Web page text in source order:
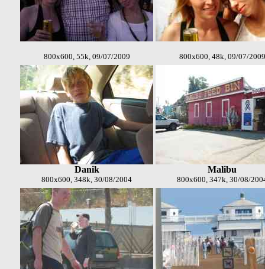
800x600, 55k, 09/07/2009 800x600, 48k, 09/07/2009
Danik
800x600, 348k, 30/08/2004
Malibu
800x600, 347k, 30/08/